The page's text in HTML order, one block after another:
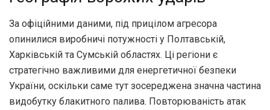
За офіційними даними, під прицілом агресора
опинилися виробничі потужності у Полтавській,
Харківській та Сумській областях. Ці регіони є
стратегічно важливими для енергетичної безпеки
України, оскільки саме тут зосереджена значна частина
видобутку блакитного палива. Повторюваність атак